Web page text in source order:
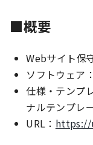
■概要
Webサイト保
ソフトウェア
仕様・テンプ
ナルテンプレ
URL： https://